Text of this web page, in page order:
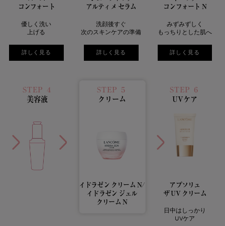
コンフォート
優しく洗い
上げる
詳しく見る
アルティメ セラム
洗顔後すぐ
次のスキンケアの準備
詳しく見る
コンフォート N
みずみずしく
もっちりとした肌へ
詳しく見る
STEP ４
美容液
STEP ５
クリーム
イドラゼンクリーム N/
イドラゼン ジェル
クリーム N
STEP ６
UVケア
アプソリュ
ザ UV クリーム
日中はしっかり
UVケア